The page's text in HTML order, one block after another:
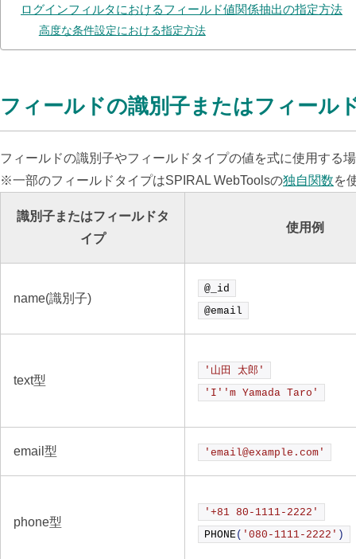
ログインフィルタにおけるフィールド値関係抽出の指定方法
高度な条件設定における指定方法
フィールドの識別子またはフィール
フィールドの識別子やフィールドタイプの値を式に使用する
※一部のフィールドタイプはSPIRAL WebToolsの独自関数を
識別子またはフィールドタ
イプ
使用例
name(識別子)
@_id
@email
text型
'山田 太郎'
'I' 'm Yamada Taro'
email型 'email@example.com'
phone型
'+81 80-1111-2222'
PHONE( '080-1111-2222' )